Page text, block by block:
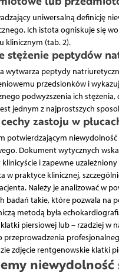
uniwersalną definicję
Ich istota ogniskuje się
klinicznym (tab. 2).
stężenie peptydów
wytwarza peptydy
przedsionków i
podwyższenia ich
jednym z najprostszych
zastoju w
potwierdzającym
Dokument wytycznych
i zapewne
w praktyce klinicznej,
Należy je analizować w
badań takie, które pozwala na
metodą była
piersiowej lub – rzadziej w
przeprowadzenia
zdjęcie rentgenowskie klatki
niewydolność